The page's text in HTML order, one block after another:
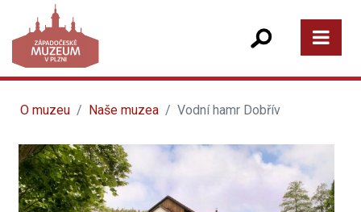
O muzeu Naše muzea Vodní hamr Dobřív